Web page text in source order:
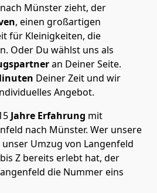
Münster zieht, der
, einen großartigen
für Kleinigkeiten, die
Oder Du wählst uns als
an Deiner Seite.
Deiner Zeit und wir
Angebot.
Jahre Erfahrung mit
nach Münster. Wer unsere
Umzug von Langenfeld
Z bereits erlebt hat, der
die Nummer eins